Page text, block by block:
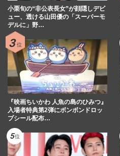
小栗旬の“非公表長女”が顔隠しデビ
ュー、透ける山田優の「スーパーモ
デルに」野…
『映画ちいかわ 人魚の島のひみつ』
入場者特典第2弾にボンボンドロッ
プシール配布…